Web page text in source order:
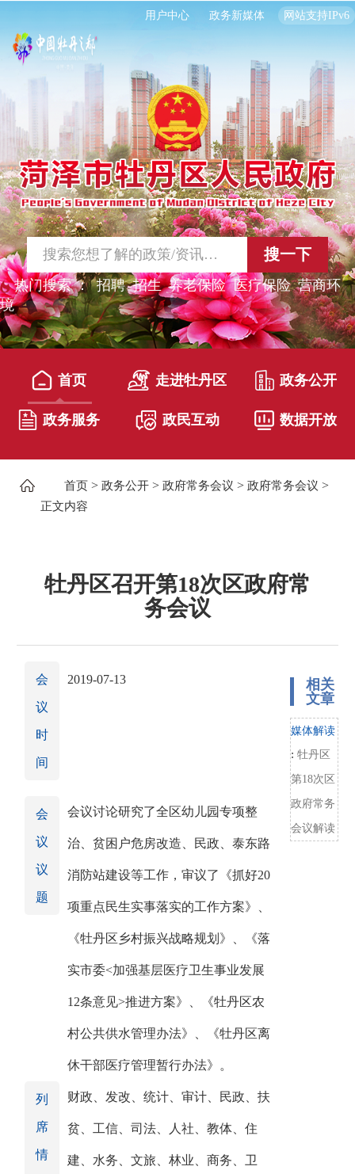
用户中心 政务新媒体 网站支持IPv6
搜一下
热门搜索 ： 招聘 招生 养老保险 医疗保险 营商环
境
首页 走进牡丹区 政务公开
政务服务 政民互动 数据开放
首页> 政务公开> 政府常务会议 > 政府常务会议 >
正文内容
牡丹区召开第18次区政府常
务会议
会
议
时
间
2019-07-13
会
议
议
题
会议讨论研究了全区幼儿园专项整
治、贫困户危房改造、民政、泰东路
消防站建设等工作，审议了《抓好20
项重点民生实事落实的工作方案》、
《牡丹区乡村振兴战略规划》、《落
实市委<加强基层医疗卫生事业发展
12条意见>推进方案》、《牡丹区农
村公共供水管理办法》、《牡丹区离
休干部医疗管理暂行办法》。
列
席
情
财政、发改、统计、审计、民政、扶
贫、工信、司法、人社、教体、住
建、水务、文旅、林业、商务、卫
相关
文章
媒体解读
: 牡丹区
第18次区
政府常务
会议解读